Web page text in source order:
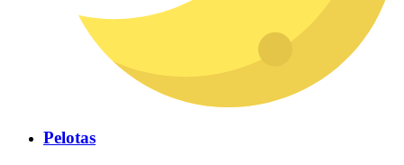
Pelotas